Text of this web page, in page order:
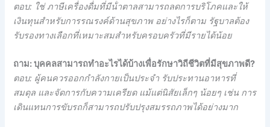
ตอบ: ใช่ ภาษีเครื่องดื่มที่มีน้ําตาลสามารถลดการบริโภคและให้
เงินทุนสําหรับการรณรงค์ด้านสุขภาพ อย่างไรก็ตาม รัฐบาลต้อง
รับรองทางเลือกที่เหมาะสมสําหรับครอบครัวที่มีรายได้น้อย
ถาม: บุคคลสามารถทําอะไรได้บ้างเพื่อรักษาวิถีชีวิตที่มีสุขภาพดี?
ตอบ: ผู้คนควรออกกําลังกายเป็นประจํา รับประทานอาหารที่
สมดุล และจัดการกับความเครียด แม้แต่นิสัยเล็กๆ น้อยๆ เช่น การ
เดินแทนการขับรถก็สามารถปรับปรุงสมรรถภาพได้อย่างมาก